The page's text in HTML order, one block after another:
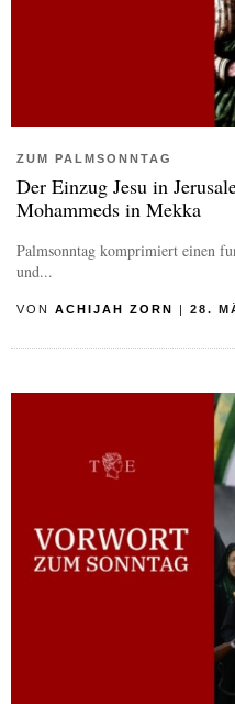
ZUM PALMSONNTAG
Der Einzug Jesu in
Mohammeds in Mekka
Palmsonntag komprimiert einen
und...
VON ACHIJAH ZORN | 28.